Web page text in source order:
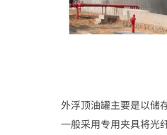
外浮顶油罐主要是以储
一般采用专用夹具将光